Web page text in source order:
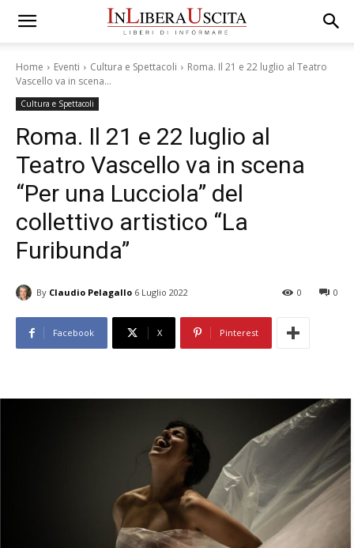
Home Eventi Cultura e Spettacoli
Roma. Il 21 e 22 luglio al Teatro
Vascello va in scena...
Cultura e Spettacoli
Roma. Il 21 e 22 luglio al
Teatro Vascello va in scena
“Per una Lucciola” del
collettivo artistico “La
Furibunda”
By Claudio Pelagallo 6 Luglio 2022 0
0
Facebook X Pinterest